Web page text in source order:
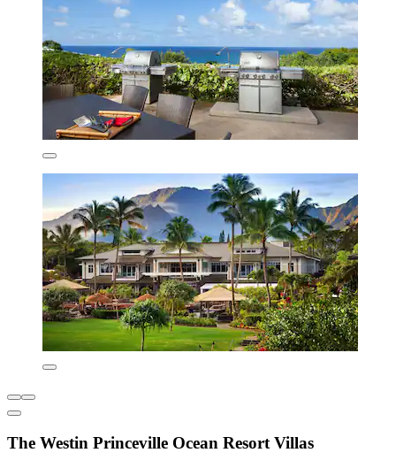
The Westin Princeville Ocean Resort Villas